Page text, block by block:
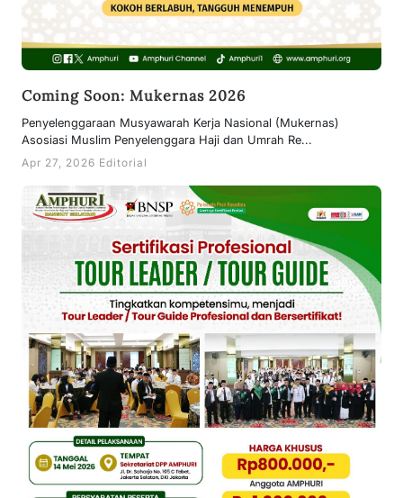
Coming Soon: Mukernas 2026
Penyelenggaraan Musyawarah Kerja Nasional (Mukernas)
Asosiasi Muslim Penyelenggara Haji dan Umrah Re...
Apr 27, 2026 Editorial